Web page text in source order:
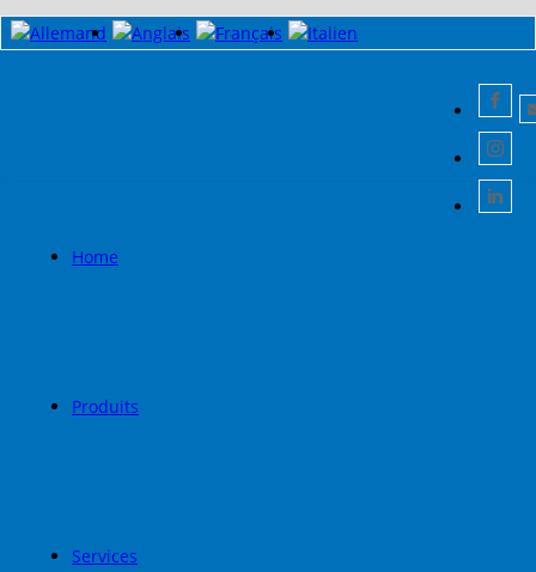
Home
Produits
Services